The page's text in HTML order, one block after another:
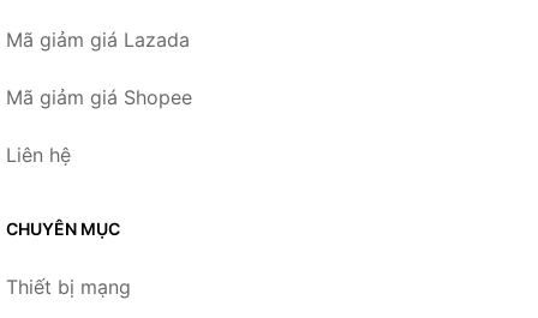
Mã giảm giá Lazada
Mã giảm giá Shopee
Liên hệ
CHUYÊN MỤC
Thiết bị mạng